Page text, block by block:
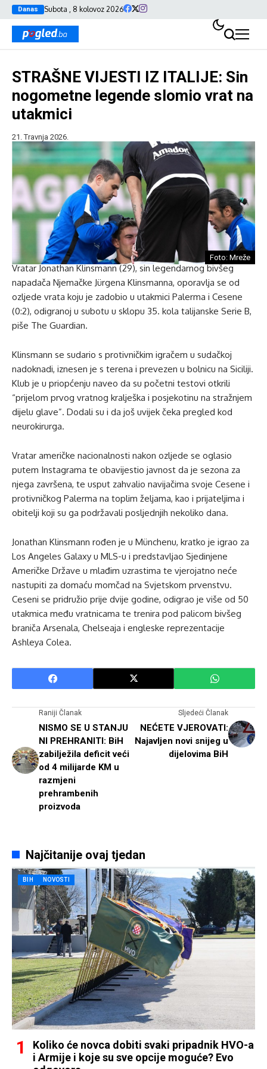
Danas Subota , 8 kolovoz 2026
STRAŠNE VIJESTI IZ ITALIJE: Sin
nogometne legende slomio vrat na
utakmici
21. Travnja 2026.
Foto: Mreže
Vratar Jonathan Klinsmann (29), sin legendarnog bivšeg
napadača Njemačke Jürgena Klinsmanna, oporavlja se od
ozljede vrata koju je zadobio u utakmici Palerma i Cesene
(0:2), odigranoj u subotu u sklopu 35. kola talijanske Serie B,
piše The Guardian.
Klinsmann se sudario s protivničkim igračem u sudačkoj
nadoknadi, iznesen je s terena i prevezen u bolnicu na Siciliji.
Klub je u priopćenju naveo da su početni testovi otkrili
“prijelom prvog vratnog kralješka i posjekotinu na stražnjem
dijelu glave”. Dodali su i da još uvijek čeka pregled kod
neurokirurga.
Vratar američke nacionalnosti nakon ozljede se oglasio
putem Instagrama te obavijestio javnost da je sezona za
njega završena, te usput zahvalio navijačima svoje Cesene i
protivničkog Palerma na toplim željama, kao i prijateljima i
obitelji koji su ga podržavali posljednjih nekoliko dana.
Jonathan Klinsmann rođen je u Münchenu, kratko je igrao za
Los Angeles Galaxy u MLS-u i predstavljao Sjedinjene
Američke Države u mlađim uzrastima te vjerojatno neće
nastupiti za domaću momčad na Svjetskom prvenstvu.
Ceseni se pridružio prije dvije godine, odigrao je više od 50
utakmica među vratnicama te trenira pod palicom bivšeg
braniča Arsenala, Chelseaja i engleske reprezentacije
Ashleya Colea.
Raniji Članak
NISMO SE U STANJU
NI PREHRANITI: BiH
zabilježila deficit veći
od 4 milijarde KM u
razmjeni
prehrambenih
proizvoda
Sljedeći Članak
NEĆETE VJEROVATI:
Najavljen novi snijeg u
dijelovima BiH
Najčitanije ovaj tjedan
BIH NOVOSTI
Koliko će novca dobiti svaki pripadnik HVO-a
i Armije i koje su sve opcije moguće? Evo